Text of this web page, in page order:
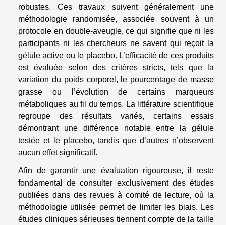
robustes. Ces travaux suivent généralement une
méthodologie randomisée, associée souvent à un
protocole en double-aveugle, ce qui signifie que ni les
participants ni les chercheurs ne savent qui reçoit la
gélule active ou le placebo. L’efficacité de ces produits
est évaluée selon des critères stricts, tels que la
variation du poids corporel, le pourcentage de masse
grasse ou l’évolution de certains marqueurs
métaboliques au fil du temps. La littérature scientifique
regroupe des résultats variés, certains essais
démontrant une différence notable entre la gélule
testée et le placebo, tandis que d’autres n’observent
aucun effet significatif.
Afin de garantir une évaluation rigoureuse, il reste
fondamental de consulter exclusivement des études
publiées dans des revues à comité de lecture, où la
méthodologie utilisée permet de limiter les biais. Les
études cliniques sérieuses tiennent compte de la taille